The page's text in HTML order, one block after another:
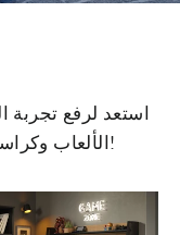
استعد لرفع
الألعاب وكراسي الألعاب، لتفوق جميع الألعاب!